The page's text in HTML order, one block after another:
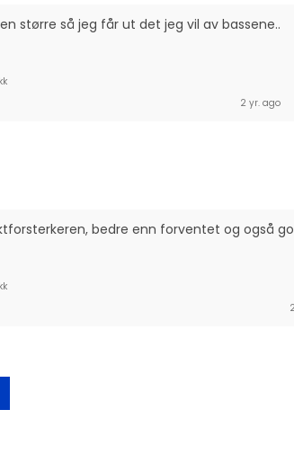
større så jeg får ut det jeg vil av bassene..
2 yr. ago
bedre enn forventet og også